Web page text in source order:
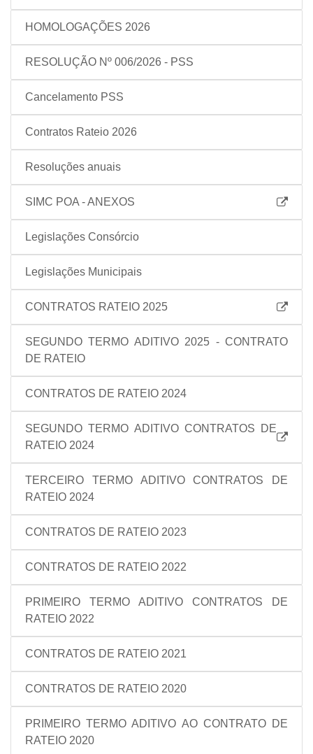
HOMOLOGAÇÕES 2026
RESOLUÇÃO Nº 006/2026 - PSS
Cancelamento PSS
Contratos Rateio 2026
Resoluções anuais
SIMC POA - ANEXOS
Legislações Consórcio
Legislações Municipais
CONTRATOS RATEIO 2025
SEGUNDO TERMO ADITIVO 2025 - CONTRATO
DE RATEIO
CONTRATOS DE RATEIO 2024
SEGUNDO TERMO ADITIVO CONTRATOS DE
RATEIO 2024
TERCEIRO TERMO ADITIVO CONTRATOS DE
RATEIO 2024
CONTRATOS DE RATEIO 2023
CONTRATOS DE RATEIO 2022
PRIMEIRO TERMO ADITIVO CONTRATOS DE
RATEIO 2022
CONTRATOS DE RATEIO 2021
CONTRATOS DE RATEIO 2020
PRIMEIRO TERMO ADITIVO AO CONTRATO DE
RATEIO 2020